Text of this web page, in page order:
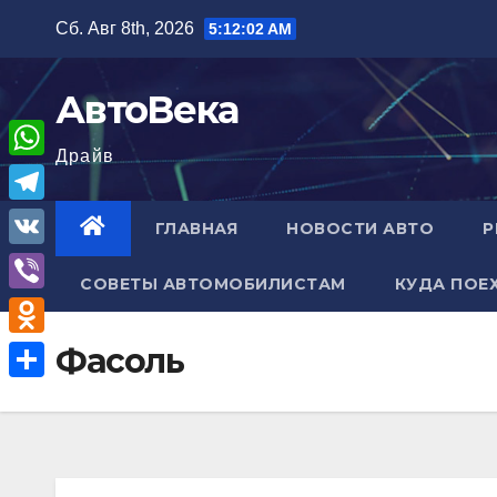
содержимому
Сб. Авг 8th, 2026 5:12:03 AM
АвтоВека
Драйв
ГЛАВНАЯ НОВОСТИ АВТО
СОВЕТЫ АВТОМОБИЛИСТАМ КУДА
Фасоль
W
h
a
A
T
e
l
e
g
V
K
V
i
b
e
O